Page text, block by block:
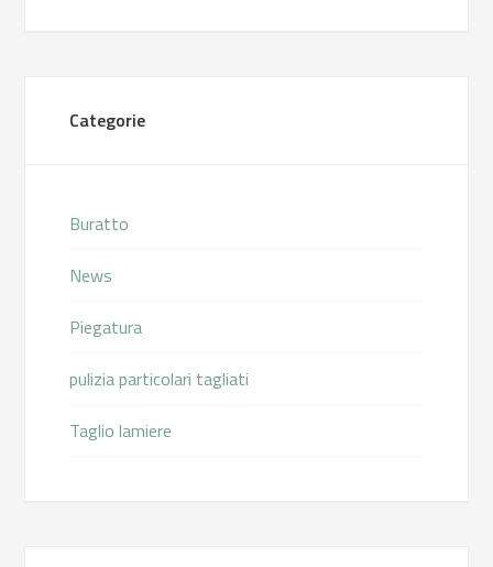
Categorie
Buratto
News
Piegatura
pulizia particolari tagliati
Taglio lamiere